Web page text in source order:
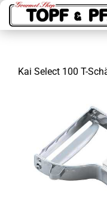
Kai Select 100 T-